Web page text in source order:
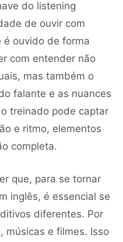
do listening
de ouvir com
é ouvido de forma
com entender não
mas também o
falante e as nuances
treinado pode captar
e ritmo, elementos
completa.
que, para se tornar
inglês, é essencial se
diferentes. Por
músicas e filmes. Isso